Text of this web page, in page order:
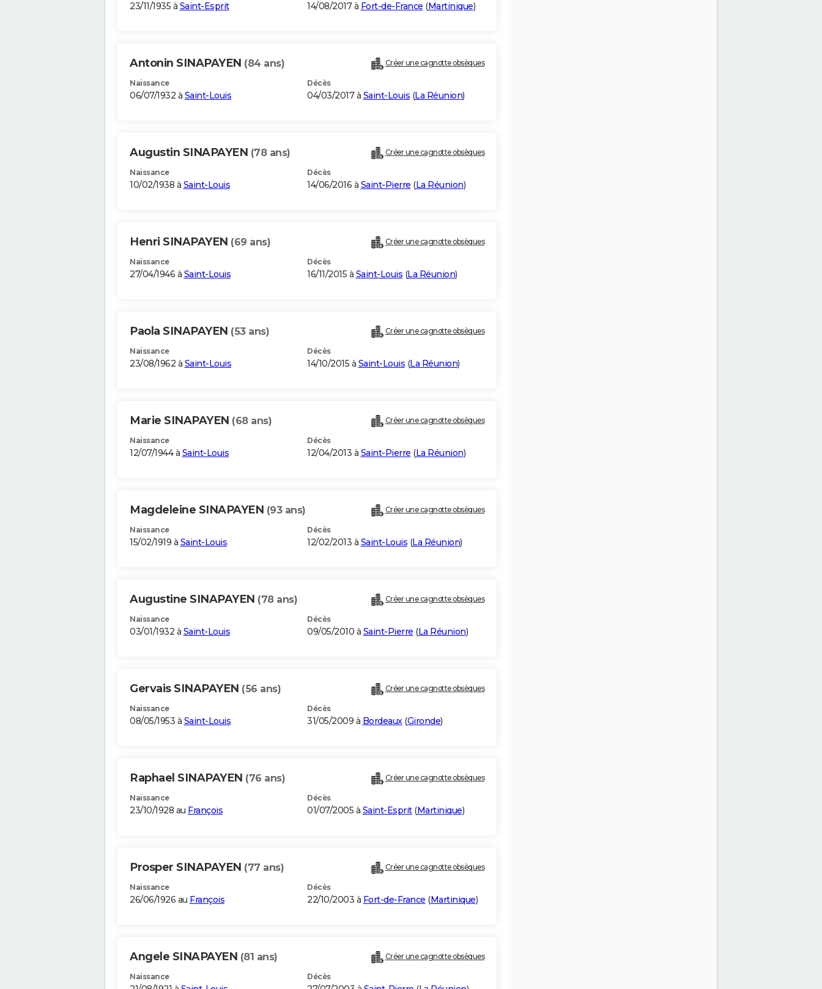
23/11/1935 à Saint-Esprit 14/08/2017 à Fort-de-France (Martinique)
Antonin SINAPAYEN (84 ans) Créer une cagnotte obsèques
Naissance
06/07/1932 à Saint-Louis
Décès
04/03/2017 à Saint-Louis (La Réunion)
Augustin SINAPAYEN (78 ans) Créer une cagnotte obsèques
Naissance
10/02/1938 à Saint-Louis
Décès
14/06/2016 à Saint-Pierre (La Réunion)
Henri SINAPAYEN (69 ans) Créer une cagnotte obsèques
Naissance
27/04/1946 à Saint-Louis
Décès
16/11/2015 à Saint-Louis (La Réunion)
Paola SINAPAYEN (53 ans) Créer une cagnotte obsèques
Naissance
23/08/1962 à Saint-Louis
Décès
14/10/2015 à Saint-Louis (La Réunion)
Marie SINAPAYEN (68 ans) Créer une cagnotte obsèques
Naissance
12/07/1944 à Saint-Louis
Décès
12/04/2013 à Saint-Pierre (La Réunion)
Magdeleine SINAPAYEN (93 ans) Créer une cagnotte obsèques
Naissance
15/02/1919 à Saint-Louis
Décès
12/02/2013 à Saint-Louis (La Réunion)
Augustine SINAPAYEN (78 ans) Créer une cagnotte obsèques
Naissance
03/01/1932 à Saint-Louis
Décès
09/05/2010 à Saint-Pierre (La Réunion)
Gervais SINAPAYEN (56 ans) Créer une cagnotte obsèques
Naissance
08/05/1953 à Saint-Louis
Décès
31/05/2009 à Bordeaux(Gironde)
Raphael SINAPAYEN (76 ans) Créer une cagnotte obsèques
Naissance
23/10/1928 au François
Décès
01/07/2005 à Saint-Esprit(Martinique)
Prosper SINAPAYEN (77 ans) Créer une cagnotte obsèques
Naissance
26/06/1926 au François
Décès
22/10/2003 à Fort-de-France (Martinique)
Angele SINAPAYEN (81 ans) Créer une cagnotte obsèques
Naissance Décès